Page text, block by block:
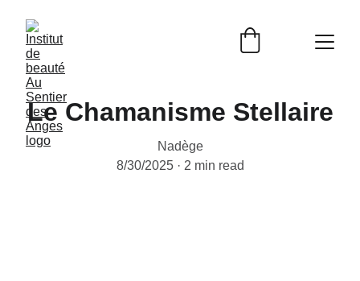
Le Chamanisme Stellaire
Nadège
8/30/2025
2 min read